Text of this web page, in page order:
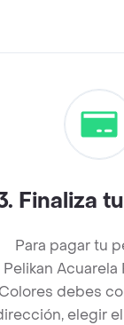
. Finaliza
Para pagar tu
Pelikan Acuarela
Colores debes
elegir